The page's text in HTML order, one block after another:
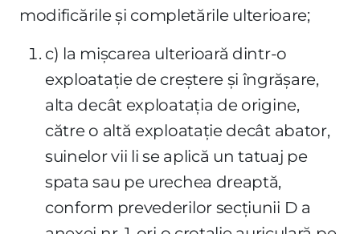
modificările şi completările ulterioare;
c) la mişcarea ulterioară dintr-o
exploataţie de creştere şi îngrăşare,
alta decât exploataţia de origine,
către o altă exploataţie decât abator,
suinelor vii li se aplică un tatuaj pe
spata sau pe urechea dreaptă,
conform prevederilor secţiunii D a